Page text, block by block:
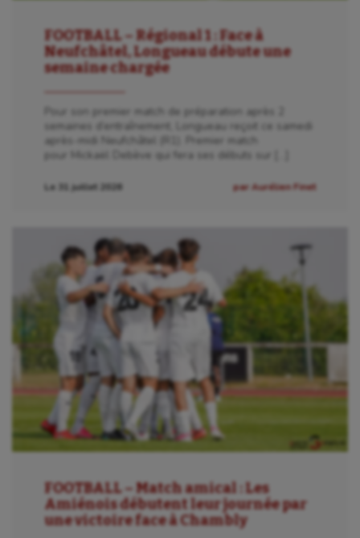
FOOTBALL – Régional 1 : Face à
Neufchâtel, Longueau débute une
semaine chargée
Pour son premier match de préparation après 2
semaines d’entraînement, Longueau reçoit ce samedi
après-midi Neufchâtel (R1). Premier match
pour Mickaël Debève qui fera ses débuts sur […]
Le 31 juillet 2026 par Aurélien Finet
FOOTBALL – Match amical : Les
Amiénois débutent leur journée par
une victoire face à Chambly